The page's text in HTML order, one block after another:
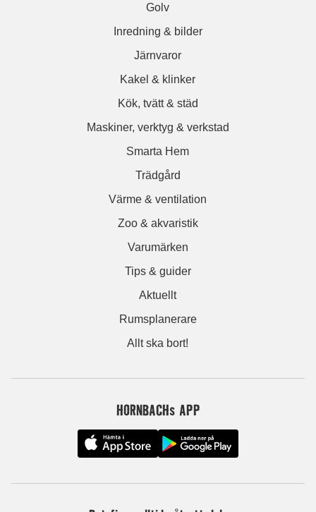
Golv
Inredning & bilder
Järnvaror
Kakel & klinker
Kök, tvätt & städ
Maskiner, verktyg & verkstad
Smarta Hem
Trädgård
Värme & ventilation
Zoo & akvaristik
Varumärken
Tips & guider
Aktuellt
Rumsplanerare
Allt ska bort!
HORNBACHs APP